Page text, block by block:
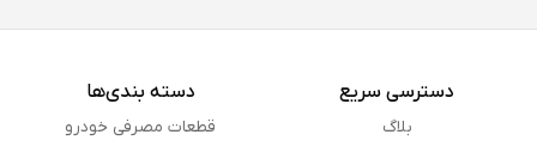
دسترسی سریع
بلاگ
دسته بندی‌ها
قطعات مصرفی خودرو